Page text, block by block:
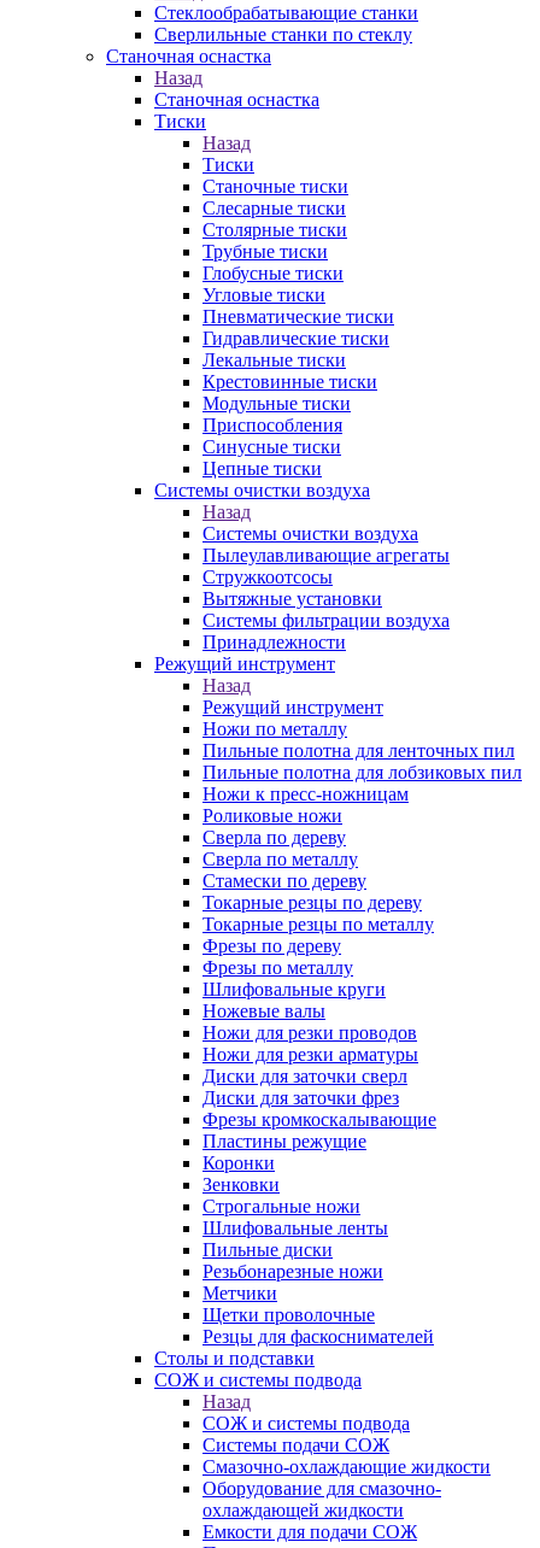
Стеклообрабатывающие станки
Сверлильные станки по стеклу
Станочная оснастка
Назад
Станочная оснастка
Тиски
Назад
Тиски
Станочные тиски
Слесарные тиски
Столярные тиски
Трубные тиски
Глобусные тиски
Угловые тиски
Пневматические тиски
Гидравлические тиски
Лекальные тиски
Крестовинные тиски
Модульные тиски
Приспособления
Синусные тиски
Цепные тиски
Системы очистки воздуха
Назад
Системы очистки воздуха
Пылеулавливающие агрегаты
Стружкоотсосы
Вытяжные установки
Системы фильтрации воздуха
Принадлежности
Режущий инструмент
Назад
Режущий инструмент
Ножи по металлу
Пильные полотна для ленточных пил
Пильные полотна для лобзиковых пил
Ножи к пресс-ножницам
Роликовые ножи
Сверла по дереву
Сверла по металлу
Стамески по дереву
Токарные резцы по дереву
Токарные резцы по металлу
Фрезы по дереву
Фрезы по металлу
Шлифовальные круги
Ножевые валы
Ножи для резки проводов
Ножи для резки арматуры
Диски для заточки сверл
Диски для заточки фрез
Фрезы кромкоскалывающие
Пластины режущие
Коронки
Зенковки
Строгальные ножи
Шлифовальные ленты
Пильные диски
Резьбонарезные ножи
Метчики
Щетки проволочные
Резцы для фаскоснимателей
Столы и подставки
СОЖ и системы подвода
Назад
СОЖ и системы подвода
Системы подачи СОЖ
Смазочно-охлаждающие жидкости
Оборудование для смазочно-
охлаждающей жидкости
Емкости для подачи СОЖ